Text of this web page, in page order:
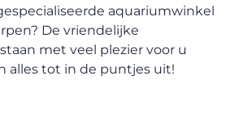
aquariumwinkel
De vriendelijke
met veel plezier voor u
alles tot in de puntjes uit!